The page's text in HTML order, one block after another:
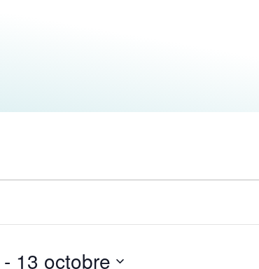
- 13 octobre